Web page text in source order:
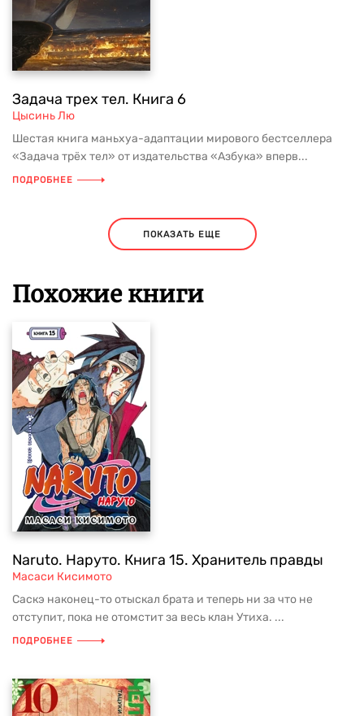
Задача трех тел. Книга 6
Цысинь Лю
Шестая книга маньхуа-адаптации мирового бестселлера
«Задача трёх тел» от издательства «Азбука» вперв...
ПОДРОБНЕЕ
ПОКАЗАТЬ ЕЩЕ
Похожие книги
Naruto. Наруто. Книга 15. Хранитель правды
Масаси Кисимото
Саскэ наконец-то отыскал брата и теперь ни за что не
отступит, пока не отомстит за весь клан Утиха. ...
ПОДРОБНЕЕ